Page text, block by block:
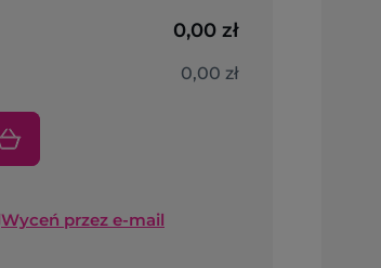
0,00 zł
0,00 zł
Wyceń przez e-mail